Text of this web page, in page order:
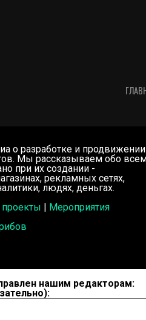
о разработке и продвижении
Мы рассказываем обо
при их создании -
рекламных сетях,
людях, деньгах.
Мероприятия
нашим редакторам: